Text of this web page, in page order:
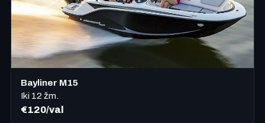
Bayliner M15
Iki 12 žm.
€120/val